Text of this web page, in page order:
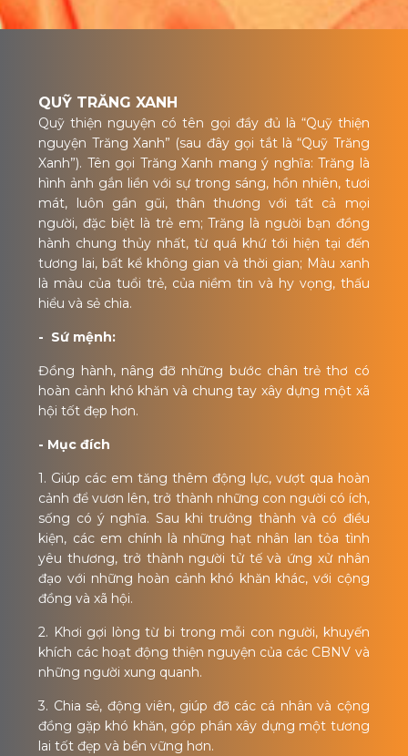
QUỸ TRĂNG XANH
Quỹ thiện nguyện có tên gọi đầy đủ là “Quỹ thiện
nguyện Trăng Xanh” (sau đây gọi tắt là “Quỹ Trăng
Xanh”). Tên gọi Trăng Xanh mang ý nghĩa: Trăng là
hình ảnh gắn liền với sự trong sáng, hồn nhiên, tươi
mát, luôn gần gũi, thân thương với tất cả mọi
người, đặc biệt là trẻ em; Trăng là người bạn đồng
hành chung thủy nhất, từ quá khứ tới hiện tại đến
tương lai, bất kể không gian và thời gian; Màu xanh
là màu của tuổi trẻ, của niềm tin và hy vọng, thấu
hiểu và sẻ chia.
- Sứ mệnh:
Đồng hành, nâng đỡ những bước chân trẻ thơ có
hoàn cảnh khó khăn và chung tay xây dựng một xã
hội tốt đẹp hơn.
- Mục đích
1. Giúp các em tăng thêm động lực, vượt qua hoàn
cảnh để vươn lên, trở thành những con người có ích,
sống có ý nghĩa. Sau khi trưởng thành và có điều
kiện, các em chính là những hạt nhân lan tỏa tình
yêu thương, trở thành người tử tế và ứng xử nhân
đạo với những hoàn cảnh khó khăn khác, với cộng
đồng và xã hội.
2. Khơi gợi lòng từ bi trong mỗi con người, khuyến
khích các hoạt động thiện nguyện của các CBNV và
những người xung quanh.
3. Chia sẻ, động viên, giúp đỡ các cá nhân và cộng
đồng gặp khó khăn, góp phần xây dựng một tương
lai tốt đẹp và bền vững hơn.